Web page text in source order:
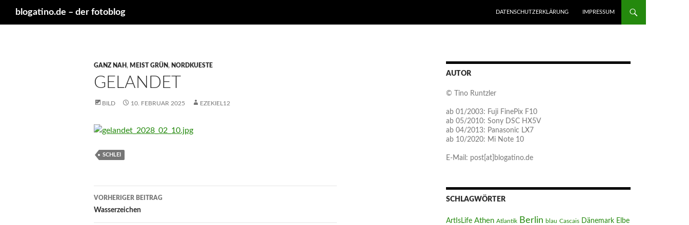
blogatino.de – der fotoblog
DATENSCHUTZERKLÄRUNG
IMPRESSUM
GANZ NAH, MEIST GRÜN, NORDKUESTE
GELANDET
BILD 10. FEBRUAR 2025 EZEKIEL12
SCHLEI
Beitragsnavigation
VORHERIGER BEITRAG
Wasserzeichen
AUTOR
© Tino Runtzler
ab 01/2003: Fuji FinePix F10
ab 05/2010: Sony DSC HX5V
ab 04/2013: Panasonic LX7
ab 10/2020: Mi Note 10
E-Mail: post[at]blogatino.de
SCHLAGWÖRTER
ArtIsLife Athen Atlantik Berlin blau Cascais Dänemark Elbe